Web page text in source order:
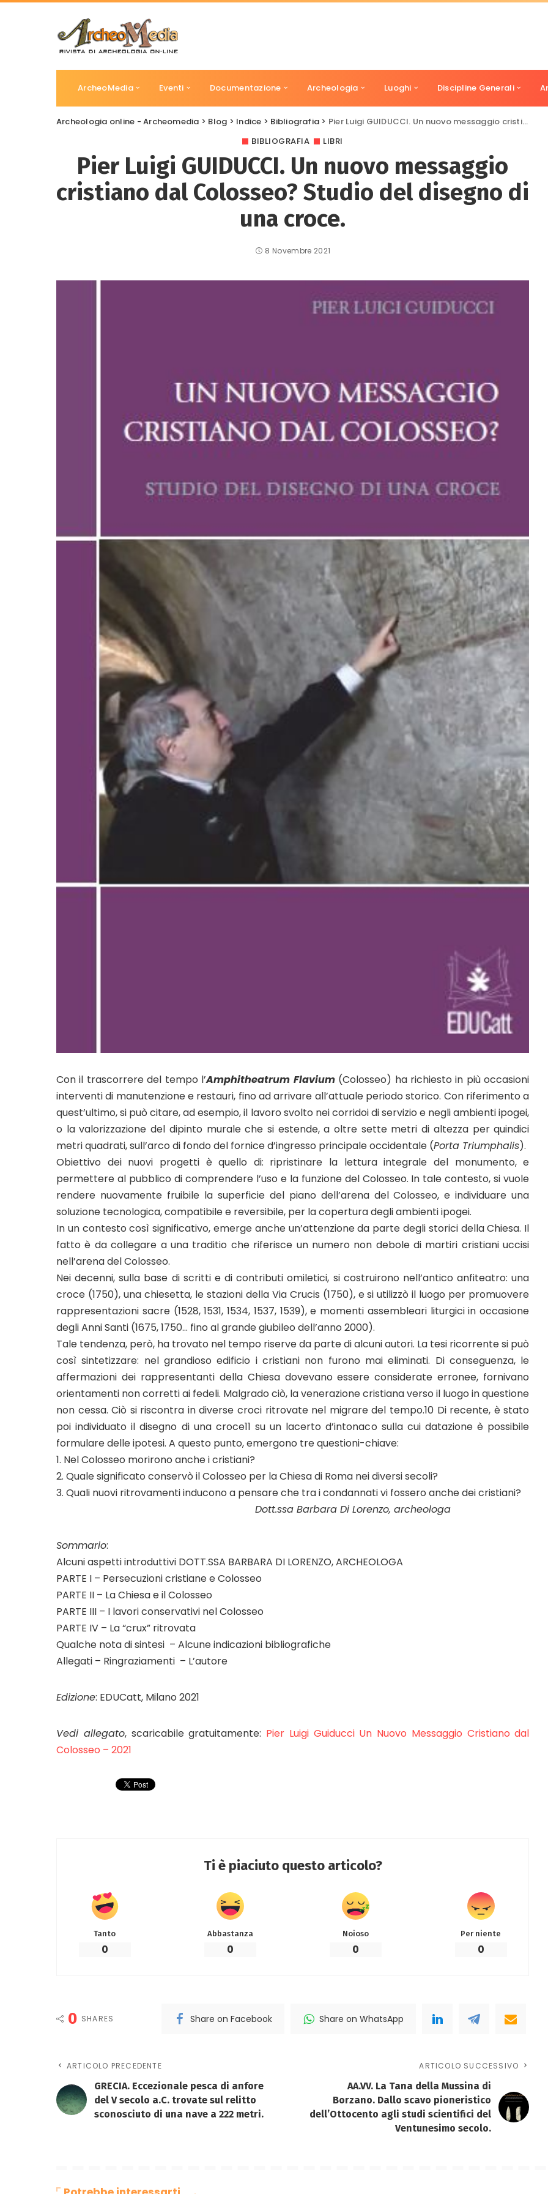
ArcheoMedia Eventi Documentazione Archeologia Luoghi Discipline Generali
Archeologia online - Archeomedia > Blog > Indice > Bibliografia > Pier Luigi GUIDUCCI. Un nuovo messaggio cristiano dal Colosseo? Studio del disegno di una croce.
BIBLIOGRAFIA
LIBRI
Pier Luigi GUIDUCCI. Un nuovo messaggio
cristiano dal Colosseo? Studio del disegno di
una croce.
8 Novembre 2021
Con il trascorrere del tempo l’Amphitheatrum Flavium(Colosseo) ha richiesto in più occasioni
interventi di manutenzione e restauri, fino ad arrivare all’attuale periodo storico. Con riferimento a
quest’ultimo, si può citare, ad esempio, il lavoro svolto nei corridoi di servizio e negli ambienti ipogei,
o la valorizzazione del dipinto murale che si estende, a oltre sette metri di altezza per quindici
metri quadrati, sull’arco di fondo del fornice d’ingresso principale occidentale (Porta Triumphalis).
Obiettivo dei nuovi progetti è quello di: ripristinare la lettura integrale del monumento, e
permettere al pubblico di comprendere l’uso e la funzione del Colosseo. In tale contesto, si vuole
rendere nuovamente fruibile la superficie del piano dell’arena del Colosseo, e individuare una
soluzione tecnologica, compatibile e reversibile, per la copertura degli ambienti ipogei.
In un contesto così significativo, emerge anche un’attenzione da parte degli storici della Chiesa. Il
fatto è da collegare a una traditio che riferisce un numero non debole di martiri cristiani uccisi
nell’arena del Colosseo.
Nei decenni, sulla base di scritti e di contributi omiletici, si costruirono nell’antico anfiteatro: una
croce (1750), una chiesetta, le stazioni della Via Crucis (1750), e si utilizzò il luogo per promuovere
rappresentazioni sacre (1528, 1531, 1534, 1537, 1539), e momenti assembleari liturgici in occasione
degli Anni Santi (1675, 1750… fino al grande giubileo dell’anno 2000).
Tale tendenza, però, ha trovato nel tempo riserve da parte di alcuni autori. La tesi ricorrente si può
così sintetizzare: nel grandioso edificio i cristiani non furono mai eliminati. Di conseguenza, le
affermazioni dei rappresentanti della Chiesa dovevano essere considerate erronee, fornivano
orientamenti non corretti ai fedeli. Malgrado ciò, la venerazione cristiana verso il luogo in questione
non cessa. Ciò si riscontra in diverse croci ritrovate nel migrare del tempo.10 Di recente, è stato
poi individuato il disegno di una croce11 su un lacerto d’intonaco sulla cui datazione è possibile
formulare delle ipotesi. A questo punto, emergono tre questioni-chiave:
1. Nel Colosseo morirono anche i cristiani?
2. Quale significato conservò il Colosseo per la Chiesa di Roma nei diversi secoli?
3. Quali nuovi ritrovamenti inducono a pensare che tra i condannati vi fossero anche dei cristiani?
Dott.ssa Barbara Di Lorenzo, archeologa
Sommario:
Alcuni aspetti introduttivi DOTT.SSA BARBARA DI LORENZO, ARCHEOLOGA
PARTE I – Persecuzioni cristiane e Colosseo
PARTE II – La Chiesa e il Colosseo
PARTE III – I lavori conservativi nel Colosseo
PARTE IV – La “crux” ritrovata
Qualche nota di sintesi – Alcune indicazioni bibliografiche
Allegati – Ringraziamenti – L’autore
Edizione: EDUCatt, Milano 2021
Vedi allegato, scaricabile gratuitamente: Pier Luigi Guiducci Un Nuovo Messaggio Cristiano dal
Colosseo – 2021
Ti è piaciuto questo articolo?
Tanto
0
Abbastanza
0
Noioso
0
Per niente
0
0 SHARES Share on Facebook Share on WhatsApp
ARTICOLO PRECEDENTE
GRECIA. Eccezionale pesca di anfore
del V secolo a.C. trovate sul relitto
sconosciuto di una nave a 222 metri.
ARTICOLO SUCCESSIVO
AA.VV. La Tana della Mussina di
Borzano. Dallo scavo pioneristico
dell’Ottocento agli studi scientifici del
Ventunesimo secolo.